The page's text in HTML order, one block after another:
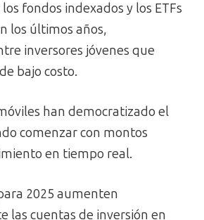
fondos indexados y los ETFs
los últimos años,
inversores jóvenes que
bajo costo.
han democratizado el
comenzar con montos
en tiempo real.
2025 aumenten
las cuentas de inversión en